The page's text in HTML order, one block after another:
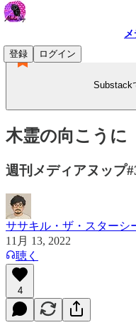
登録
ログイン
Substack
木霊の向こうに
週刊メディアヌップ
ササキル・ザ・スターシ
11月 13, 2022
聴く
4